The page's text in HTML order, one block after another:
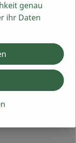
genau
ihr Daten